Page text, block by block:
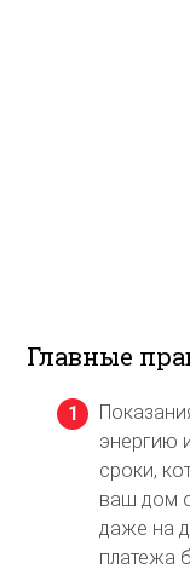
Главные
энергию
сроки,
ваш дом
даже на
платежа